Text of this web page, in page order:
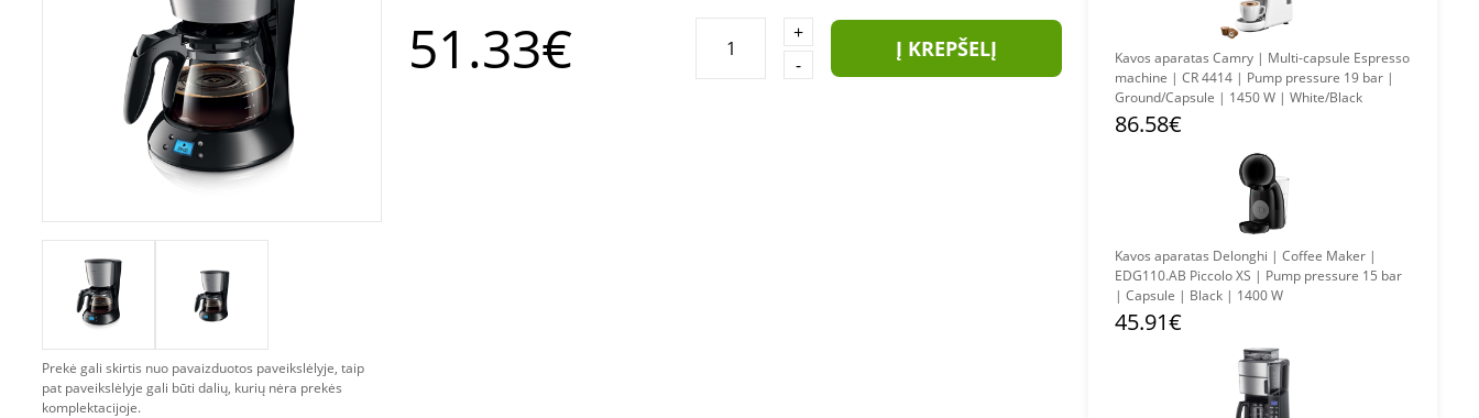
Prekė gali skirtis nuo pavaizduotos paveikslėlyje, taip
pat paveikslėlyje gali būti dalių, kurių nėra prekės
komplektacijoje.
51.33€
+
-
Į KREPŠELĮ
Kavos aparatas Camry | Multi-capsule Espresso
machine | CR 4414 | Pump pressure 19 bar |
Ground/Capsule | 1450 W | White/Black
86.58€
Kavos aparatas Delonghi | Coffee Maker |
EDG110.AB Piccolo XS | Pump pressure 15 bar
| Capsule | Black | 1400 W
45.91€